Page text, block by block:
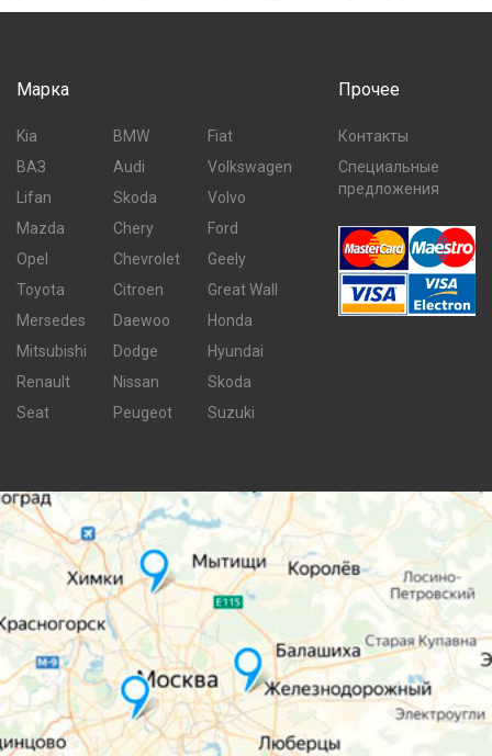
Марка
Kia
ВАЗ
Lifan
Mazda
Opel
Toyota
Mersedes
Mitsubishi
Renault
Seat
BMW
Audi
Skoda
Chery
Chevrolet
Citroen
Daewoo
Dodge
Nissan
Peugeot
Fiat
Volkswagen
Volvo
Ford
Geely
Great Wall
Honda
Hyundai
Skoda
Suzuki
Прочее
Контакты
Специальные
предложения